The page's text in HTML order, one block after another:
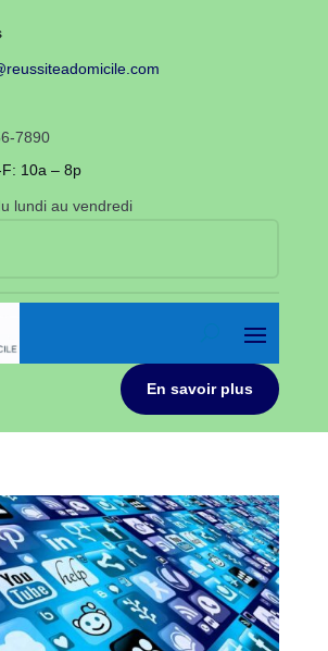
7890
10a – 8p
lundi au vendredi
En savoir plus